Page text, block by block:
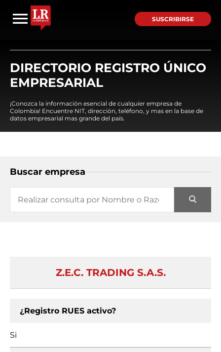
SUSCRIBIRSE
DIRECTORIO REGISTRO ÚNICO
EMPRESARIAL
¡Conozca la información esencial de cualquier empresa de
Colombia! Encuentre NIT, dirección, teléfono, y mas en la base de
datos empresarial mas grande del país.
Buscar empresa
Z.E.C. TRADING S.A.S.
¿Registro RUES activo?
Si